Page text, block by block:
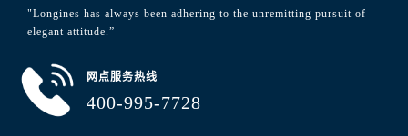
"Longines has always been adhering to the unremitting pursuit of
elegant attitude.”
网点服务热线
400-995-7728